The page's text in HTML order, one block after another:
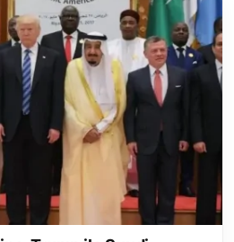
Kurullar